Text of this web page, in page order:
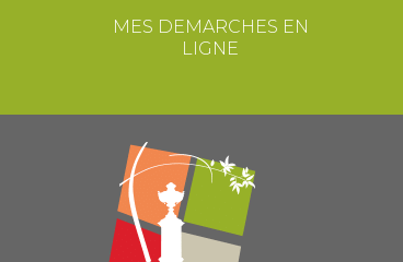
MES DEMARCHES EN
LIGNE